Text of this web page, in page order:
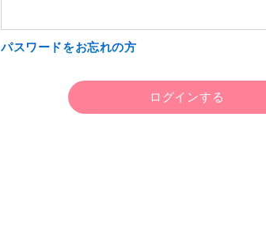
パスワードをお忘れの方